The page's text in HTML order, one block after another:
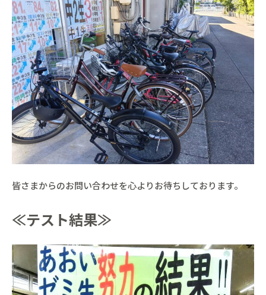
皆さまからのお問い合わせを心よりお待ちしております。
≪テスト結果≫